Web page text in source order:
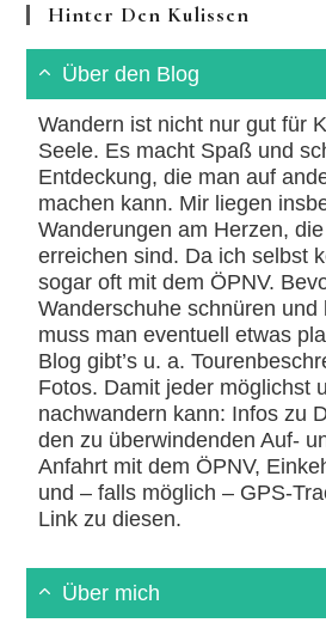
Hinter Den Kulissen
Über den Blog
Wandern ist nicht nur gut für
Seele. Es macht Spaß und
Entdeckung, die man auf
machen kann. Mir liegen
Wanderungen am Herzen,
erreichen sind. Da ich selbst
sogar oft mit dem ÖPNV.
Wanderschuhe schnüren und
muss man eventuell etwas
Blog gibt’s u. a.
Fotos. Damit jeder möglichst
nachwandern kann: Infos zu
den zu überwindenden Auf-
Anfahrt mit dem ÖPNV,
und – falls möglich – GPS-
Link zu diesen.
Über mich